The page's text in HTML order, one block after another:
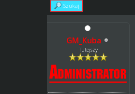
Szukaj
GM_Kuba
Tutejszy